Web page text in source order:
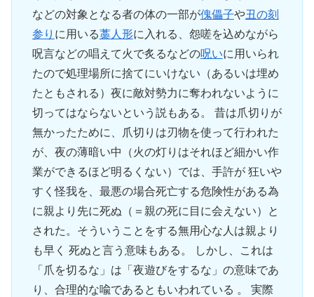
などの対象となる者の体の一部が傀儡子や丑の刻
参り に用いる藁人形に入れる、怨嗟を込めながら
呪言などの唱えて火で炙るなどの呪いに用いられ
たので処理場所に捨てにいけない（あるいは埋め
たともされる）夜に敵対勢力に奪われないように
切ってはならないという説もある。 昔は爪切りが
無かったために、爪切りは刃物を使って行われた
が、夜の薄暗い中（火の灯りはそれほど細かい作
業ができるほど明るくない）では、手許が 狂いや
すく怪我を、最悪の場合死亡する危険性がある為
に親より先に死ぬ（＝親の死に目に会えない）と
された。そういうことをする無用心な人は親より
も早く 死ぬと言う意味もある。 しかし、これは
「爪を切るな」は「夜遊びをするな」の意味であ
り、合理的な喩であるともいわれている 。 実際